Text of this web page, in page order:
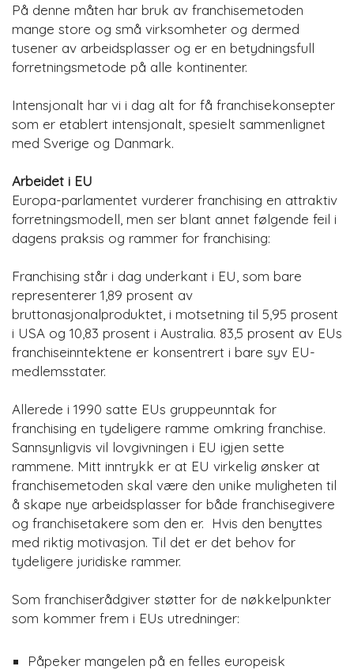
På denne måten har bruk av franchisemetoden
mange store og små virksomheter og dermed
tusener av arbeidsplasser og er en betydningsfull
forretningsmetode på alle kontinenter.
Intensjonalt har vi i dag alt for få franchisekonsepter
som er etablert intensjonalt, spesielt sammenlignet
med Sverige og Danmark.
Arbeidet i EU
Europa-parlamentet vurderer franchising en attraktiv
forretningsmodell, men ser blant annet følgende feil i
dagens praksis og rammer for franchising:
Franchising står i dag underkant i EU, som bare
representerer 1,89 prosent av
bruttonasjonalproduktet, i motsetning til 5,95 prosent
i USA og 10,83 prosent i Australia. 83,5 prosent av EUs
franchiseinntektene er konsentrert i bare syv EU-
medlemsstater.
Allerede i 1990 satte EUs gruppeunntak for
franchising en tydeligere ramme omkring franchise.
Sannsynligvis vil lovgivningen i EU igjen sette
rammene. Mitt inntrykk er at EU virkelig ønsker at
franchisemetoden skal være den unike muligheten til
å skape nye arbeidsplasser for både franchisegivere
og franchisetakere som den er. Hvis den benyttes
med riktig motivasjon. Til det er det behov for
tydeligere juridiske rammer.
Som franchiserådgiver støtter for de nøkkelpunkter
som kommer frem i EUs utredninger:
Påpeker mangelen på en felles europeisk